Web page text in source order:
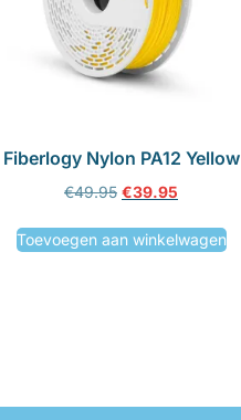
Fiberlogy Nylon PA12 Yellow
€49.95 €39.95
Toevoegen aan winkelwagen